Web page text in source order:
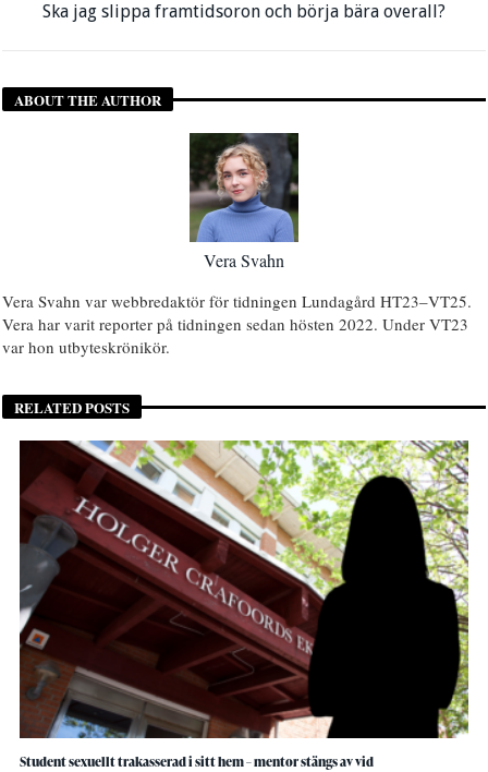
Ska jag slippa framtidsoron och börja bära overall?
ABOUT THE AUTHOR
Vera Svahn
Vera Svahn var webbredaktör för tidningen Lundagård HT23–VT25.
Vera har varit reporter på tidningen sedan hösten 2022. Under VT23
var hon utbyteskrönikör.
RELATED POSTS
Student sexuellt trakasserad i sitt hem – mentor stängs av vid